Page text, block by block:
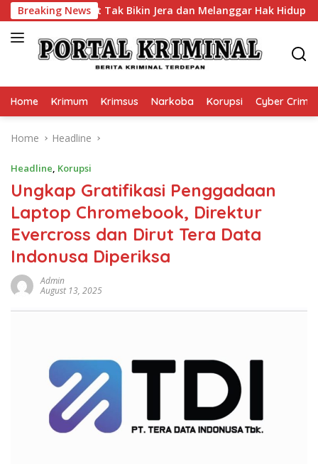
Skip
to
content
Breaking News
Sebut Tak Bikin Jera dan Melanggar Hak Hidup
Home Krimum Krimsus Narkoba Korupsi Cyber Crime
Home Headline
Headline, Korupsi
Ungkap Gratifikasi Penggadaan
Laptop Chromebook, Direktur
Evercross dan Dirut Tera Data
Indonusa Diperiksa
Admin
August 13, 2025